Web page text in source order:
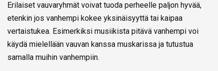
Erilaiset vauvaryhmät voivat tuoda perheelle paljon hyvää,
etenkin jos vanhempi kokee yksinäisyyttä tai kaipaa
vertaistukea. Esimerkiksi musiikista pitävä vanhempi voi
käydä mielellään vauvan kanssa muskarissa ja tutustua
samalla muihin vanhempiin.